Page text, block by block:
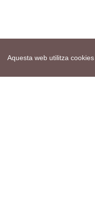
Aquesta web utilitza